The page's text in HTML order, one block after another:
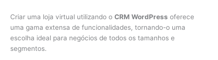
Criar uma loja virtual utilizando oCRM WordPress oferece
uma gama extensa de funcionalidades, tornando-o uma
escolha ideal para negócios de todos os tamanhos e
segmentos.